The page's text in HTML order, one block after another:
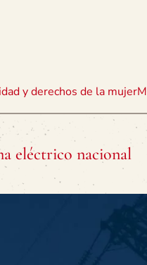
y derechos de la mujer
eléctrico nacional